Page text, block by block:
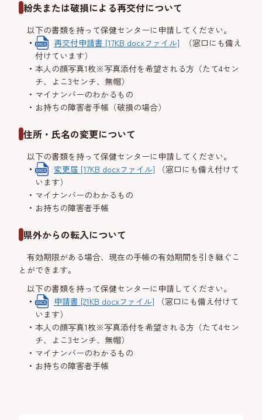
紛失または破損による再交付について
以下の書類を持って保健センターに申請してください。
再交付申請書 [17KB docxファイル] （窓口にも備え
付けています）
本人の顔写真1枚※写真添付を希望される方（たて4セン
チ、よこ3センチ、無帽）
マイナンバーのわかるもの
お持ちの障害者手帳（破損の場合）
住所・氏名の変更について
以下の書類を持って保健センターに申請してください。
変更届 [17KB docxファイル] （窓口にも備え付けて
います）
マイナンバーのわかるもの
お持ちの障害者手帳
県外からの転入について
有効期限がある場合、現在の手帳の有効期間を引き継ぐこ
とができます。
以下の書類を持って保健センターに申請してください。
申請書 [21KB docxファイル] （窓口にも備え付けて
います）
本人の顔写真1枚※写真添付を希望される方（たて4セン
チ、よこ3センチ、無帽）
マイナンバーのわかるもの
お持ちの障害者手帳